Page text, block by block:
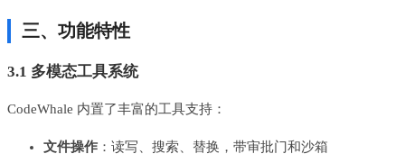
三、功能特性
3.1 多模态工具系统
CodeWhale 内置了丰富的工具支持：
文件操作 ：读写、搜索、替换，带审批门和沙箱